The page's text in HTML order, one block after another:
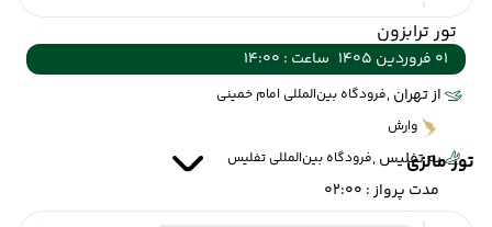
تور ترابزون
تور مالزی
01 فروردین 1405
ساعت : 14:00
از تهران ,فرودگاه بین‌المللی امام خمینی
وارش
به تفلیس ,فرودگاه بین‌المللی تفلیس
مدت پرواز : 02:00